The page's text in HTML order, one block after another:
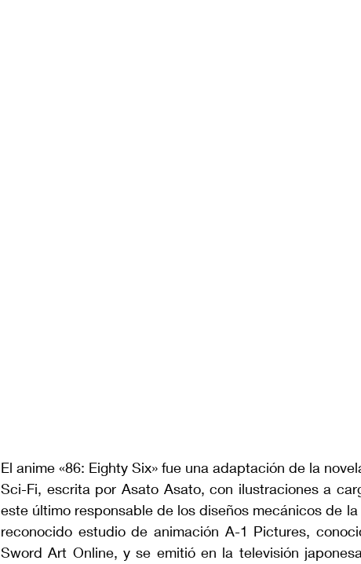
El anime «86: Eighty Six» fue una adaptación de la
Sci-Fi, escrita por Asato Asato, con ilustraciones a
este último responsable de los diseños mecánicos de
reconocido estudio de animación A-1 Pictures,
Sword Art Online, y se emitió en la televisión